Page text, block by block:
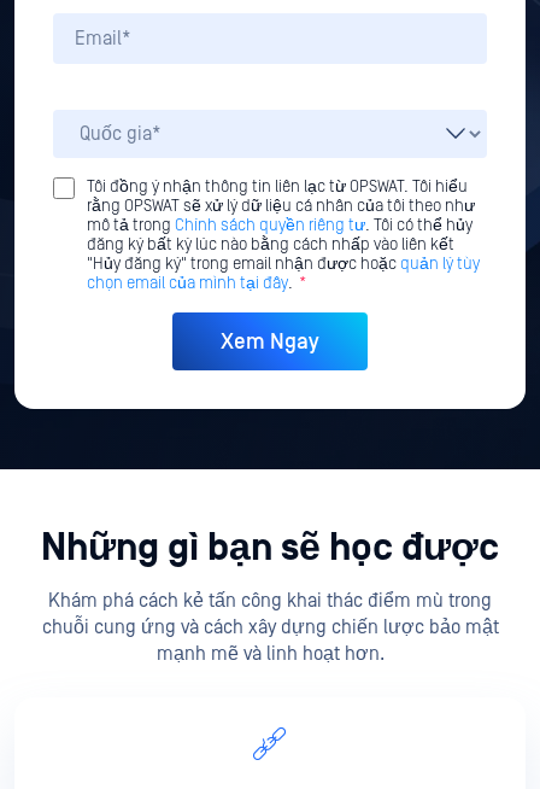
Tôi đồng ý nhận thông tin liên lạc từ OPSWAT. Tôi hiểu
rằng OPSWAT sẽ xử lý dữ liệu cá nhân của tôi theo như
mô tả trong Chính sách quyền riêng tư. Tôi có thể hủy
đăng ký bất kỳ lúc nào bằng cách nhấp vào liên kết
"Hủy đăng ký" trong email nhận được hoặc quản lý tùy
chọn email của mình tại đây. *
Những gì bạn sẽ học được
Khám phá cách kẻ tấn công khai thác điểm mù trong
chuỗi cung ứng và cách xây dựng chiến lược bảo mật
mạnh mẽ và linh hoạt hơn.